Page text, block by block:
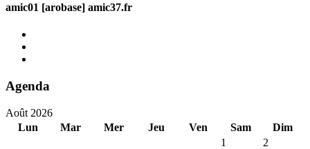
amic01 [arobase] amic37.fr
Agenda
Août 2026
Lun
Mar Mer Jeu Ven Sam
Dim
1
2